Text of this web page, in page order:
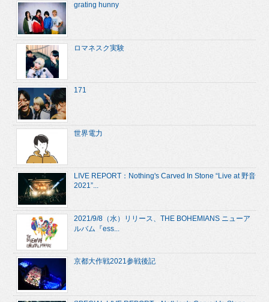
grating hunny
ロマネスク実験
171
世界電力
LIVE REPORT：Nothing's Carved In Stone “Live at 野音
2021”...
2021/9/8（水）リリース、THE BOHEMIANS ニューア
ルバム『ess...
京都大作戦2021参戦後記